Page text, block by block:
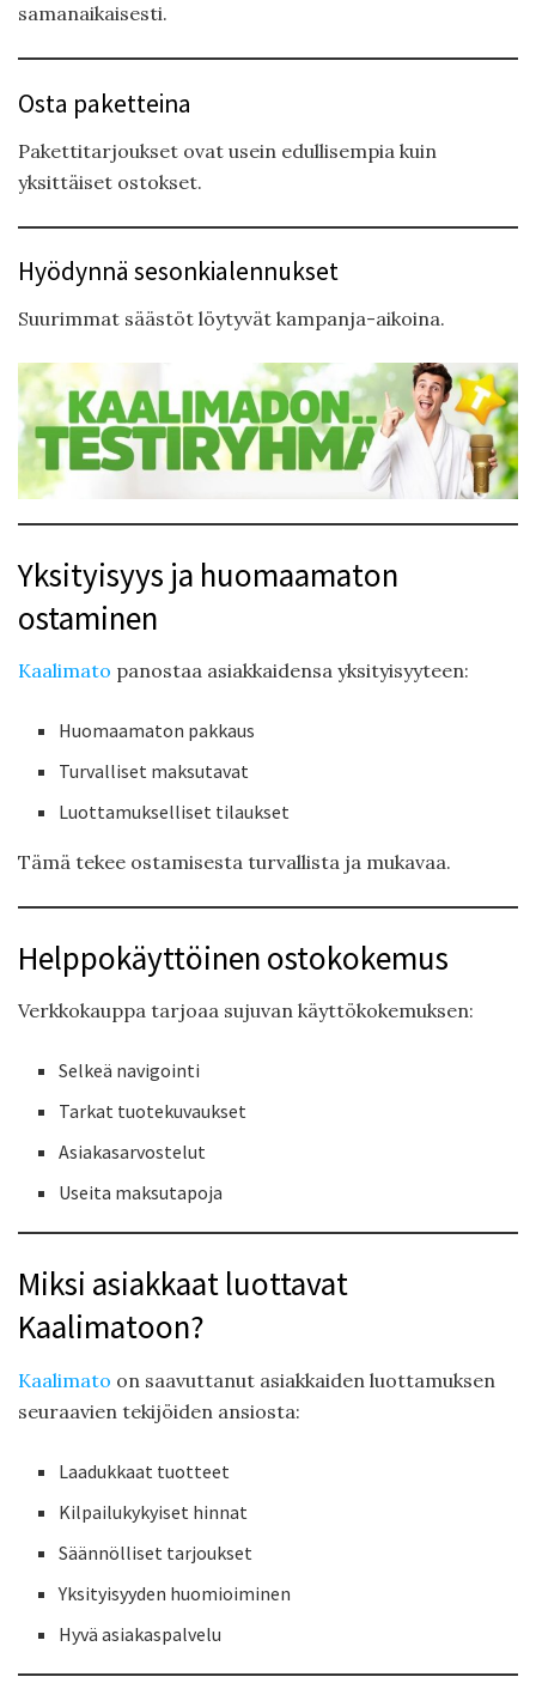
samanaikaisesti.
Osta paketteina
Pakettitarjoukset ovat usein edullisempia kuin
yksittäiset ostokset.
Hyödynnä sesonkialennukset
Suurimmat säästöt löytyvät kampanja-aikoina.
Yksityisyys ja huomaamaton
ostaminen
Kaalimato panostaa asiakkaidensa yksityisyyteen:
Huomaamaton pakkaus
Turvalliset maksutavat
Luottamukselliset tilaukset
Tämä tekee ostamisesta turvallista ja mukavaa.
Helppokäyttöinen ostokokemus
Verkkokauppa tarjoaa sujuvan käyttökokemuksen:
Selkeä navigointi
Tarkat tuotekuvaukset
Asiakasarvostelut
Useita maksutapoja
Miksi asiakkaat luottavat
Kaalimatoon?
Kaalimato on saavuttanut asiakkaiden luottamuksen
seuraavien tekijöiden ansiosta:
Laadukkaat tuotteet
Kilpailukykyiset hinnat
Säännölliset tarjoukset
Yksityisyyden huomioiminen
Hyvä asiakaspalvelu